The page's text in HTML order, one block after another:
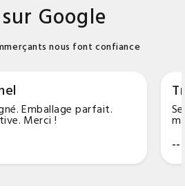
Google
nous font confiance
Emballage parfait.
Merci !
--